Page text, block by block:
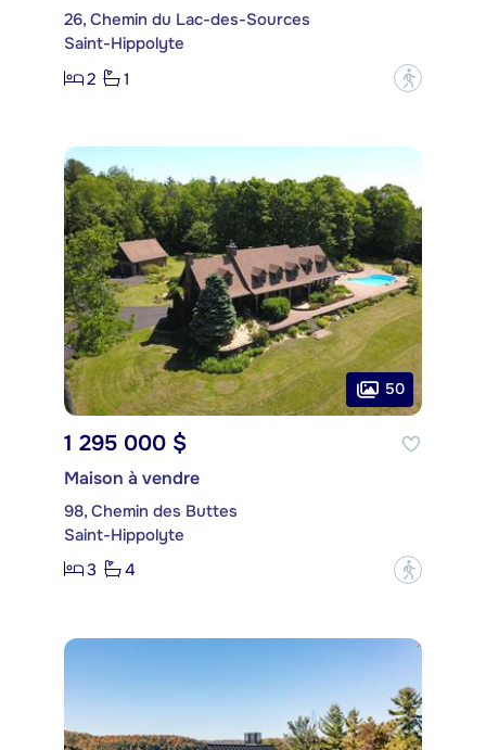
26, Chemin du Lac-des-Sources
Saint-Hippolyte
2
1 ?
50
1 295 000 $
Maison à vendre
98, Chemin des Buttes
Saint-Hippolyte
3
4 ?